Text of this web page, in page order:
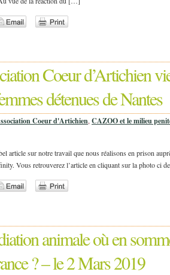
Coeur d’Artichien
détenues de Nantes
Coeur d'Artichien, CAZOO et le milieu
sur notre travail que nous réalisons en prison
Vous retrouverez l’article en cliquant sur la photo ci
animale où en
? – le 2 Mars 2019